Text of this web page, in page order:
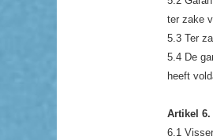
ter zake
5.3 Ter
5.4 De
heeft
Artikel 6.
6.1